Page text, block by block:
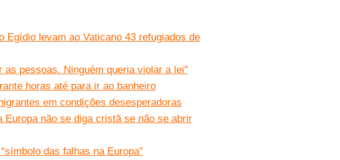
Egídio levam ao Vaticano 43 refugiados de
pessoas. Ninguém queria violar a lei''
horas até para ir ao banheiro
em condições desesperadoras
não se diga cristã se não se abrir
das falhas na Europa”